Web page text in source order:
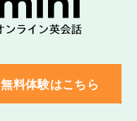
無料体験はこちら